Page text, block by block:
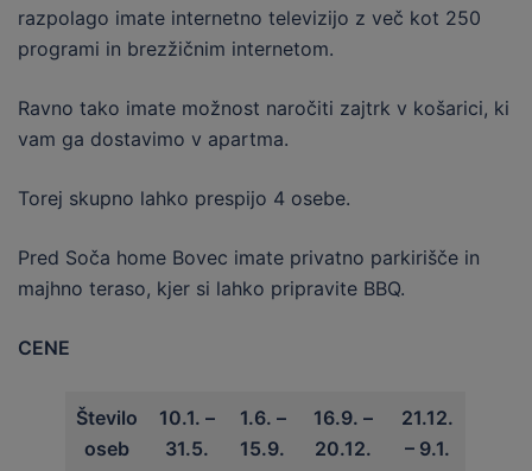
razpolago imate internetno televizijo z več kot 250
programi in brezžičnim internetom.
Ravno tako imate možnost naročiti zajtrk v košarici, ki
vam ga dostavimo v apartma.
Torej skupno lahko prespijo 4 osebe.
Pred Soča home Bovec imate privatno parkirišče in
majhno teraso, kjer si lahko pripravite BBQ.
CENE
Število
oseb
10.1. –
31.5.
1.6. –
15.9.
16.9. –
20.12.
21.12.
– 9.1.